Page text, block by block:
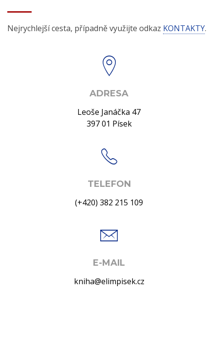
Nejrychlejší cesta, případně využijte odkaz KONTAKTY.
ADRESA
Leoše Janáčka 47
397 01 Písek
TELEFON
(+420) 382 215 109
E-MAIL
kniha@elimpisek.cz